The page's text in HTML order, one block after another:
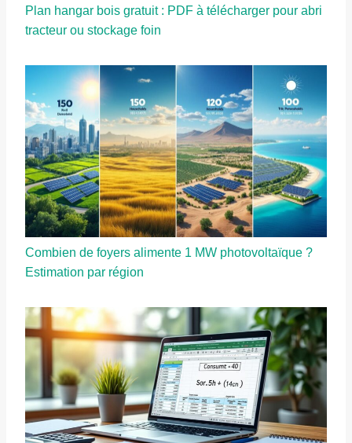
Plan hangar bois gratuit : PDF à télécharger pour abri
tracteur ou stockage foin
Combien de foyers alimente 1 MW photovoltaïque ?
Estimation par région